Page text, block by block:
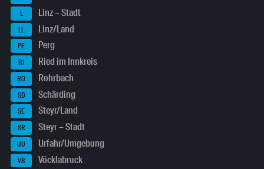
L Linz – Stadt
LL Linz/Land
PE Perg
RI Ried im Innkreis
RO Rohrbach
SD Schärding
SE Steyr/Land
SR Steyr – Stadt
UU Urfahr/Umgebung
VB Vöcklabruck